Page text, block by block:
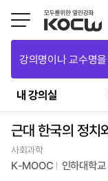
강의명이나 교수명
내 강의실
근대 한국의 정치
사회과학
K-MOOC 인하대학